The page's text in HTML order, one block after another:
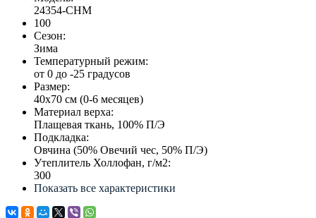
24354-CHM
100
Сезон:
Зима
Температурный режим:
от 0 до -25 градусов
Размер:
40х70 см (0-6 месяцев)
Материал верха:
Плащевая ткань, 100% П/Э
Подкладка:
Овчина (50% Овечий чес, 50% П/Э)
Утеплитель Холлофан, г/м2:
300
Показать все характеристики